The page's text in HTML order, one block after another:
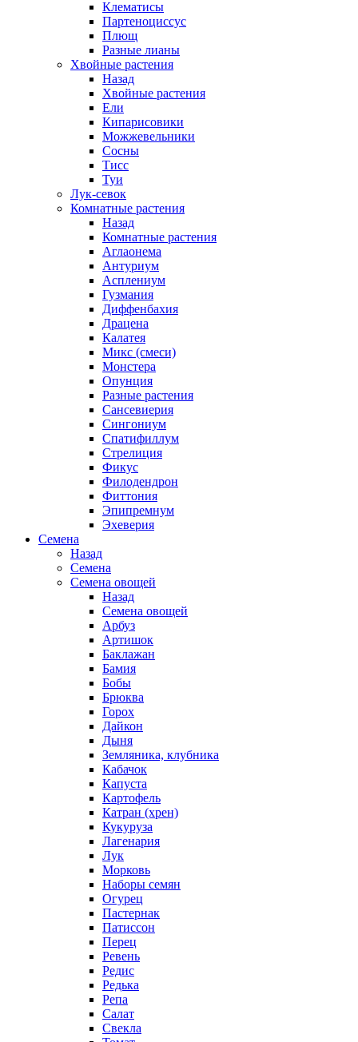
Клематисы
Партеноциссус
Плющ
Разные лианы
Хвойные растения
Назад
Хвойные растения
Ели
Кипарисовики
Можжевельники
Сосны
Тисс
Туи
Лук-севок
Комнатные растения
Назад
Комнатные растения
Аглаонема
Антуриум
Асплениум
Гузмания
Диффенбахия
Драцена
Калатея
Микс (смеси)
Монстера
Опунция
Разные растения
Сансевиерия
Сингониум
Спатифиллум
Стрелиция
Фикус
Филодендрон
Фиттония
Эпипремнум
Эхеверия
Семена
Назад
Семена
Семена овощей
Назад
Семена овощей
Арбуз
Артишок
Баклажан
Бамия
Бобы
Брюква
Горох
Дайкон
Дыня
Земляника, клубника
Кабачок
Капуста
Картофель
Катран (хрен)
Кукуруза
Лагенария
Лук
Морковь
Наборы семян
Огурец
Пастернак
Патиссон
Перец
Ревень
Редис
Редька
Репа
Салат
Свекла